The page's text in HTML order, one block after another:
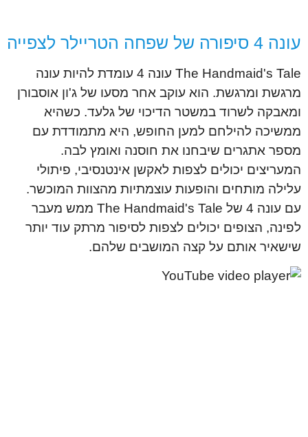
עונה 4 סיפורה של שפחה הטריילר לצפייה
The Handmaid's Tale עונה 4 עומדת להיות עונה
מרגשת ומרגשת. הוא עוקב אחר מסעו של ג'ון אוסבורן
ומאבקה לשרוד במשטר הדיכוי של גלעד. כשהיא
ממשיכה להילחם למען החופש, היא מתמודדת עם
מספר אתגרים שיבחנו את חוסנה ואומץ לבה.
המעריצים יכולים לצפות לאקשן אינטנסיבי, פיתולי
עלילה מותחים והופעות עוצמתיות מהצוות המוכשר.
עם עונה 4 של The Handmaid's Tale ממש מעבר
לפינה, הצופים יכולים לצפות לסיפור מרתק עוד יותר
שישאיר אותם על קצה המושבים שלהם.